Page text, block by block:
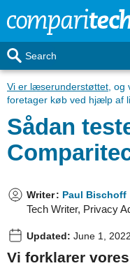
Search
Vi er læserunderstøttet ,
foretager køb ved hjælp af
Sådan
Writer: Paul Bischoff
Tech Writer, Privacy
Updated: June 1, 2022
Vi forklarer